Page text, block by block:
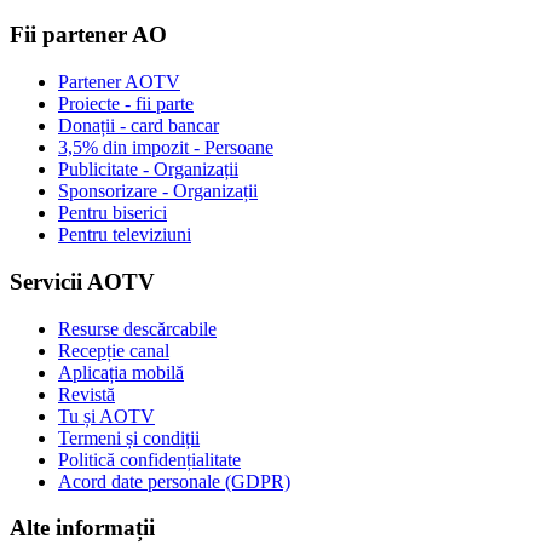
Fii partener AO
Partener AOTV
Proiecte - fii parte
Donații - card bancar
3,5% din impozit - Persoane
Publicitate - Organizații
Sponsorizare - Organizații
Pentru biserici
Pentru televiziuni
Servicii AOTV
Resurse descărcabile
Recepție canal
Aplicația mobilă
Revistă
Tu și AOTV
Termeni și condiții
Politică confidențialitate
Acord date personale (GDPR)
Alte informații